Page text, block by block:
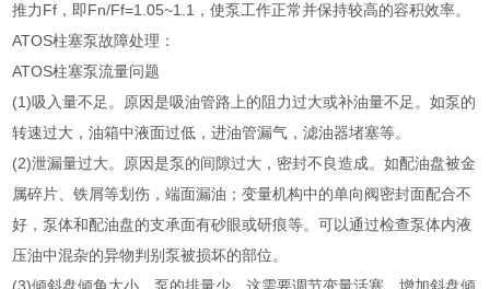
推力Ff，即Fn/Ff=1.05~1.1，使泵工作正常并保持较高的容积效率。
ATOS柱塞泵故障处理：
ATOS柱塞泵流量问题
(1)吸入量不足。原因是吸油管路上的阻力过大或补油量不足。如泵的
转速过大，油箱中液面过低，进油管漏气，滤油器堵塞等。
(2)泄漏量过大。原因是泵的间隙过大，密封不良造成。如配油盘被金
属碎片、铁屑等划伤，端面漏油；变量机构中的单向阀密封面配合不
好，泵体和配油盘的支承面有砂眼或研痕等。可以通过检查泵体内液
压油中混杂的异物判别泵被损坏的部位。